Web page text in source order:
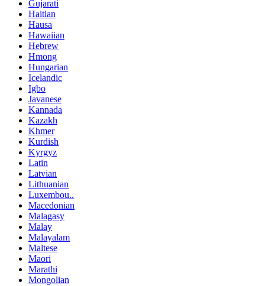
Gujarati
Haitian
Hausa
Hawaiian
Hebrew
Hmong
Hungarian
Icelandic
Igbo
Javanese
Kannada
Kazakh
Khmer
Kurdish
Kyrgyz
Latin
Latvian
Lithuanian
Luxembou..
Macedonian
Malagasy
Malay
Malayalam
Maltese
Maori
Marathi
Mongolian